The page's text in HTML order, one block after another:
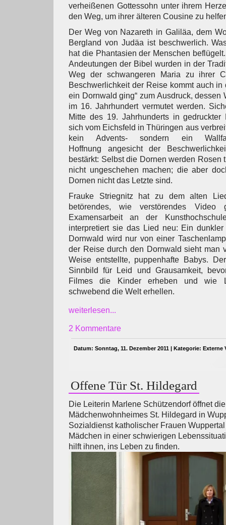
verheißenen Gottessohn unter ihrem
den Weg, um ihrer älteren Cousine zu
Der Weg von Nazareth in Galiläa, dem
Bergland von Judäa ist beschwerlich.
hat die Phantasien der Menschen
Andeutungen der Bibel wurden in der
Weg der schwangeren Maria zu ihrer
Beschwerlichkeit der Reise kommt auch in
ein Dornwald ging“ zum Ausdruck, dessen
im 16. Jahrhundert vermutet werden.
Mitte des 19. Jahrhunderts in gedruckter
sich vom Eichsfeld in Thüringen aus
kein Advents- sondern ein
Hoffnung angesicht der
bestärkt: Selbst die Dornen werden Rosen
nicht ungeschehen machen; die aber
Dornen nicht das Letzte sind.
Frauke Striegnitz hat zu dem alten
betörendes, wie verstörendes Video
Examensarbeit an der
interpretiert sie das Lied neu: Ein dunkler
Dornwald wird nur von einer
der Reise durch den Dornwald sieht man
Weise entstellte, puppenhafte Babys.
Sinnbild für Leid und Grausamkeit,
Filmes die Kinder erheben und wie
schwebend die Welt erhellen.
weiterlesen...
2 Kommentare
Datum: Sonntag, 11. Dezember 2011 | Kategorie: Externe
Offene Tür St. Hildegard
Die Leiterin Marlene Schützendorf öffnet
Mädchenwohnheimes St. Hildegard in
Sozialdienst katholischer Frauen
Mädchen in einer schwierigen
hilft ihnen, ins Leben zu finden.